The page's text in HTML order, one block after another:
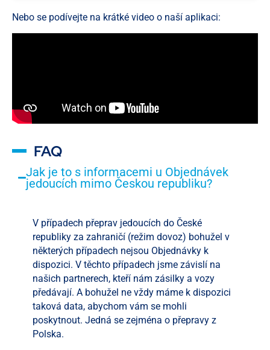
Nebo se podívejte na krátké video o naší aplikaci:
FAQ
Jak je to s informacemi u Objednávek
jedoucích mimo Českou republiku?
V případech přeprav jedoucích do České
republiky za zahraničí (režim dovoz) bohužel v
některých případech nejsou Objednávky k
dispozici. V těchto případech jsme závislí na
našich partnerech, kteří nám zásilky a vozy
předávají. A bohužel ne vždy máme k dispozici
taková data, abychom vám se mohli
poskytnout. Jedná se zejména o přepravy z
Polska.